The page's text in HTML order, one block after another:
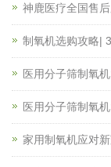
神鹿医疗全国售
制氧机选购攻略|
医用分子筛制氧
医用分子筛制氧
家用制氧机应对